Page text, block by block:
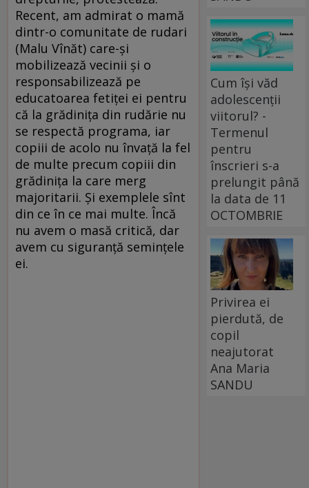
Recent, am admirat o mamă
dintr-o comunitate de rudari
(Malu Vînăt) care-şi
mobilizează vecinii şi o
responsabilizează pe
educatoarea fetiţei ei pentru
că la grădiniţa din rudărie nu
se respectă programa, iar
copiii de acolo nu învaţă la fel
de multe precum copiii din
grădiniţa la care merg
majoritarii. Şi exemplele sînt
din ce în ce mai multe. Încă
nu avem o masă critică, dar
avem cu siguranţă seminţele
ei.
Cum își văd
adolescenții
viitorul? -
Termenul
pentru
înscrieri s-a
prelungit până
la data de 11
OCTOMBRIE
Privirea ei
pierdută, de
copil
neajutorat
Ana Maria
SANDU